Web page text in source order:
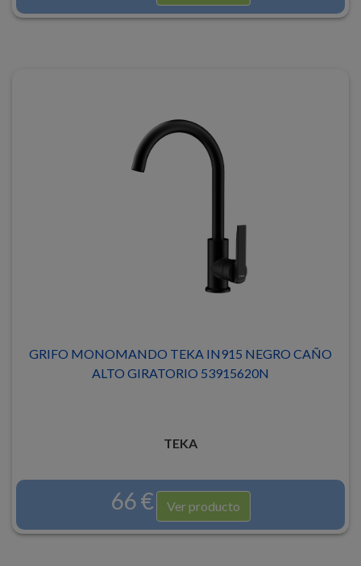
GRIFO MONOMANDO TEKA IN915 NEGRO CAÑO
ALTO GIRATORIO 53915620N
TEKA
66 € Ver producto